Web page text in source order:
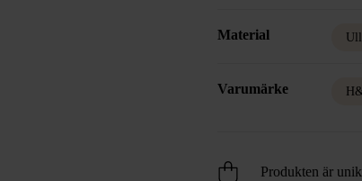
Material Ull
Varumärke
Produkten är